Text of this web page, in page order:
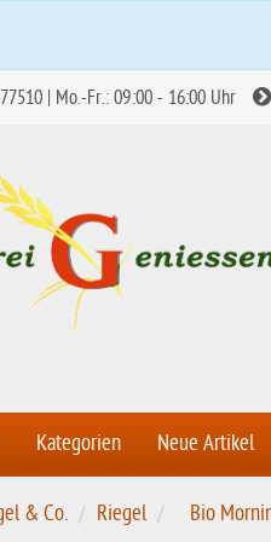
| Mo.-Fr.: 09:00 - 16:00 Uhr
Kategorien Neue Artikel
& Co. Riegel Bio